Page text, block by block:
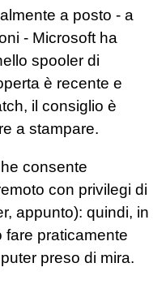
a posto - a
- Microsoft ha
spooler di
è recente e
il consiglio è
a stampare.
consente
con privilegi di
appunto): quindi, in
fare praticamente
preso di mira.